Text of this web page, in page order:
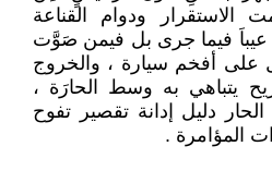
ودوام القناعة
عيباَ فيما جرى بل فيمن صَوَّت
أفخم سيارة ، والخروج
يتباهي به وسط الحارَة ،
الحار دليل إدانة تقصير تفوح
المؤامرة .